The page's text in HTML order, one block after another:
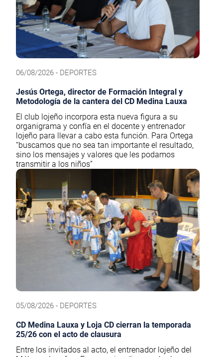
06/08/2026 - DEPORTES
Jesús Ortega, director de Formación Integral y
Metodología de la cantera del CD Medina Lauxa
El club lojeño incorpora esta nueva figura a su
organigrama y confía en el docente y entrenador
lojeño para llevar a cabo esta función. Para Ortega
“buscamos que no sea tan importante el resultado,
sino los mensajes y valores que les podamos
transmitir a los niños”
05/08/2026 - DEPORTES
CD Medina Lauxa y Loja CD cierran la temporada
25/26 con el acto de clausura
Entre los invitados al acto, el entrenador lojeño del